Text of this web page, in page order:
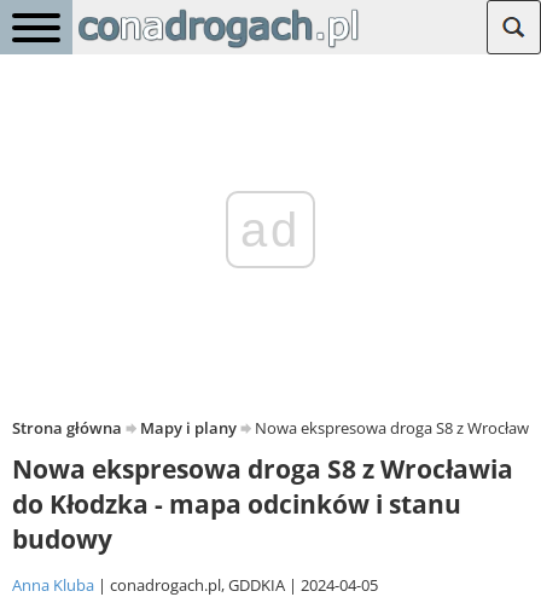
ad
Strona główna Mapy i plany Nowa ekspresowa droga S8 z
Nowa ekspresowa droga S8 z Wrocławia
do Kłodzka - mapa odcinków i stanu
budowy
Anna Kluba conadrogach.pl, GDDKIA 2024-04-05